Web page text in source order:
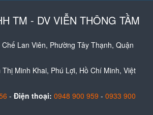
TM - DV VIỄN THÔNG TẦM
Lan Viên, Phường Tây Thạnh, Quận
Minh Khai, Phú Lợi, Hồ Chí Minh, Việt
- Điện thoại: 0948 900 959 - 0933 900